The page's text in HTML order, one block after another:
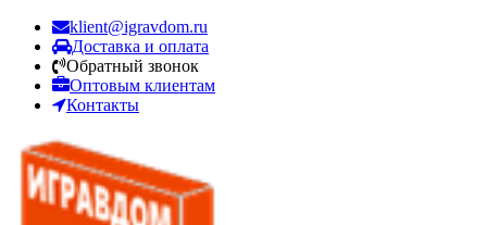
klient@igravdom.ru
Доставка и оплата
Обратный звонок
Оптовым клиентам
Контакты